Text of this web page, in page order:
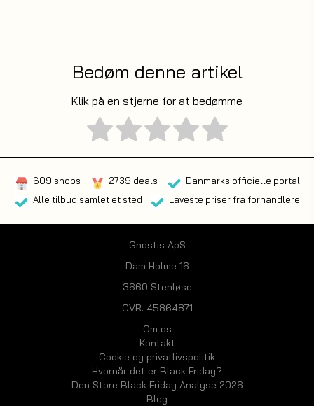
Bedøm denne artikel
Klik på en stjerne for at bedømme
609 shops 2739 deals
Danmarks officielle portal
Alle tilbud samlet et sted
Laveste priser fra forhandlere
Gnostis ApS
Dam Holme 16
3660 Stenløse
CVR: 45864871
Om os
Kontakt
Cookie og privatlivspolitik
Hvornår det er Black Friday?
Den Store Black Friday Analyse 2026
Blog